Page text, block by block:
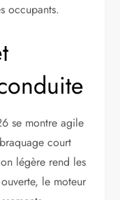
occupants.
se montre agile
court
légère rend les
le moteur